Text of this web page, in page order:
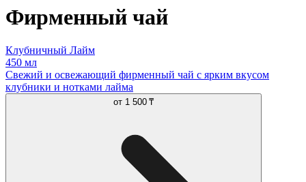
Фирменный чай
Клубничный Лайм
450 мл
Свежий и освежающий фирменный чай с ярким вкусом
клубники и нотками лайма
от 1 500 ₸